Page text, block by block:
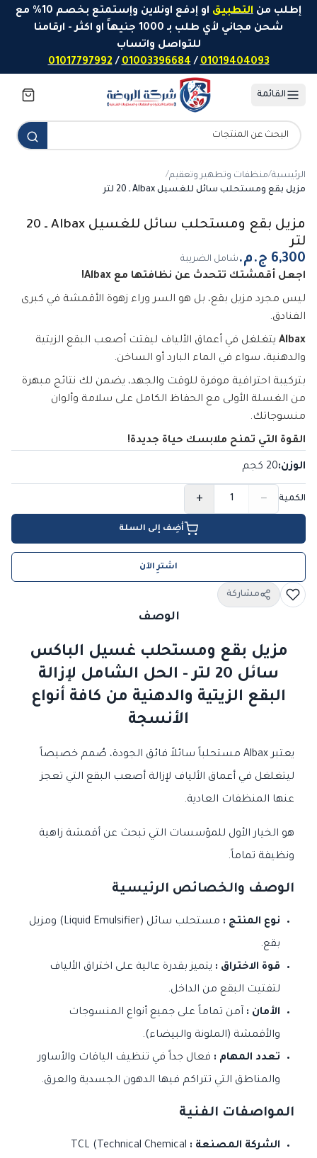
تخطَّ إلى المحتوى
إطلب من التطبيق
او إدفع اونلاين وإستمتع بخصم 10% مع
شحن مجاني لأي طلب بـ 1000 جنيهاً او اكثر - ارقامنا
للتواصل واتساب
01019404093
/
01003396684
/
01017797992
القائمة
الرئيسية/منظفات وتطهير وتعقيم/
مزيل بقع ومستحلب سائل للغسيل Albax ـ 20 لتر
مزيل بقع ومستحلب سائل للغسيل Albax ـ 20
لتر
شامل الضريبة
اجعل أقمشتك تتحدث عن نظافتها مع Albax!
ليس مجرد مزيل بقع، بل هو السر وراء زهوة الأقمشة في كبرى
الفنادق.
Albax يتغلغل في أعماق الألياف ليفتت أصعب البقع الزيتية
والدهنية، سواء في الماء البارد أو الساخن.
بتركيبة احترافية موفرة للوقت والجهد، يضمن لك نتائج مبهرة
من الغسلة الأولى مع الحفاظ الكامل على سلامة وألوان
منسوجاتك.
القوة التي تمنح ملابسك حياة جديدة!
الوزن:20 كجم
الكمية −
+
أضِف إلى السلة
اشترِ الآن
مشاركة
الوصف
مزيل بقع ومستحلب غسيل الباكس
سائل 20 لتر - الحل الشامل لإزالة
البقع الزيتية والدهنية من كافة أنواع
الأنسجة
يعتبر Albax مستحلباً سائلاً فائق الجودة، صُمم خصيصاً
ليتغلغل في أعماق الألياف لإزالة أصعب البقع التي تعجز
عنها المنظفات العادية.
هو الخيار الأول للمؤسسات التي تبحث عن أقمشة زاهية
ونظيفة تماماً.
الوصف والخصائص الرئيسية
نوع المنتج :
مستحلب سائل (Liquid Emulsifier) ومزيل
بقع.
قوة الاختراق : يتميز بقدرة عالية على اختراق الألياف
لتفتيت البقع من الداخل.
الأمان : آمن تماماً على جميع أنواع المنسوجات
والأقمشة (الملونة والبيضاء).
تعدد المهام : فعال جداً في تنظيف الياقات والأساور
والمناطق التي تتراكم فيها الدهون الجسدية والعرق.
المواصفات الفنية
الشركة المصنعة : TCL (Technical Chemical